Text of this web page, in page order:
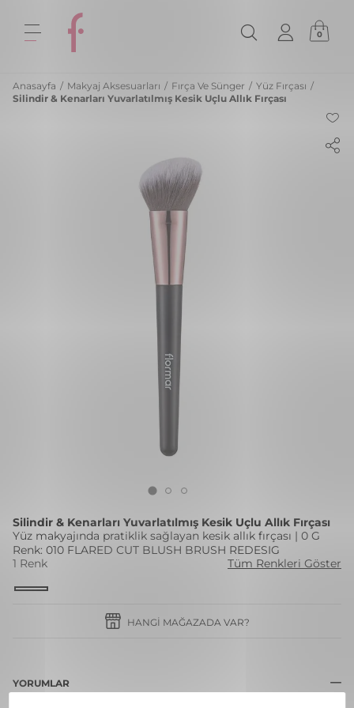
0
Anasayfa / Makyaj Aksesuarları / Fırça Ve Sünger / Yüz Fırçası /
Silindir & Kenarları Yuvarlatılmış Kesik Uçlu Allık Fırçası
Silindir & Kenarları Yuvarlatılmış Kesik Uçlu Allık Fırçası
Yüz makyajında pratiklik sağlayan kesik allık fırçası | 0 G
Renk: 010 FLARED CUT BLUSH BRUSH REDESIG
1 Renk
Tüm Renkleri Göster
HANGI MAĞAZADA VAR?
YORUMLAR